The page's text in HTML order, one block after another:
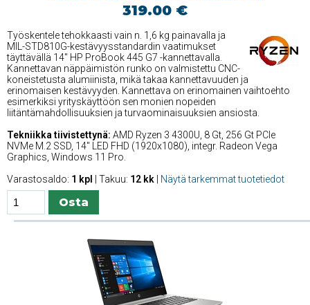
319.00 €
Työskentele tehokkaasti vain n. 1,6 kg painavalla ja
MIL-STD810G-kestävyysstandardin vaatimukset
täyttävällä 14'' HP ProBook 445 G7 -kannettavalla.
Kannettavan näppäimistön runko on valmistettu CNC-
koneistetusta alumiinista, mikä takaa kannettavuuden ja
erinomaisen kestävyyden. Kannettava on erinomainen vaihtoehto
esimerkiksi yrityskäyttöön sen monien nopeiden
liitäntämahdollisuuksien ja turvaominaisuuksien ansiosta.
Tekniikka tiivistettynä: AMD Ryzen 3 4300U, 8 Gt, 256 Gt PCIe
NVMe M.2 SSD, 14'' LED FHD (1920x1080), integr. Radeon Vega
Graphics, Windows 11 Pro.
Varastosaldo: 1 kpl | Takuu: 12 kk Näytä tarkemmat tuotetiedot